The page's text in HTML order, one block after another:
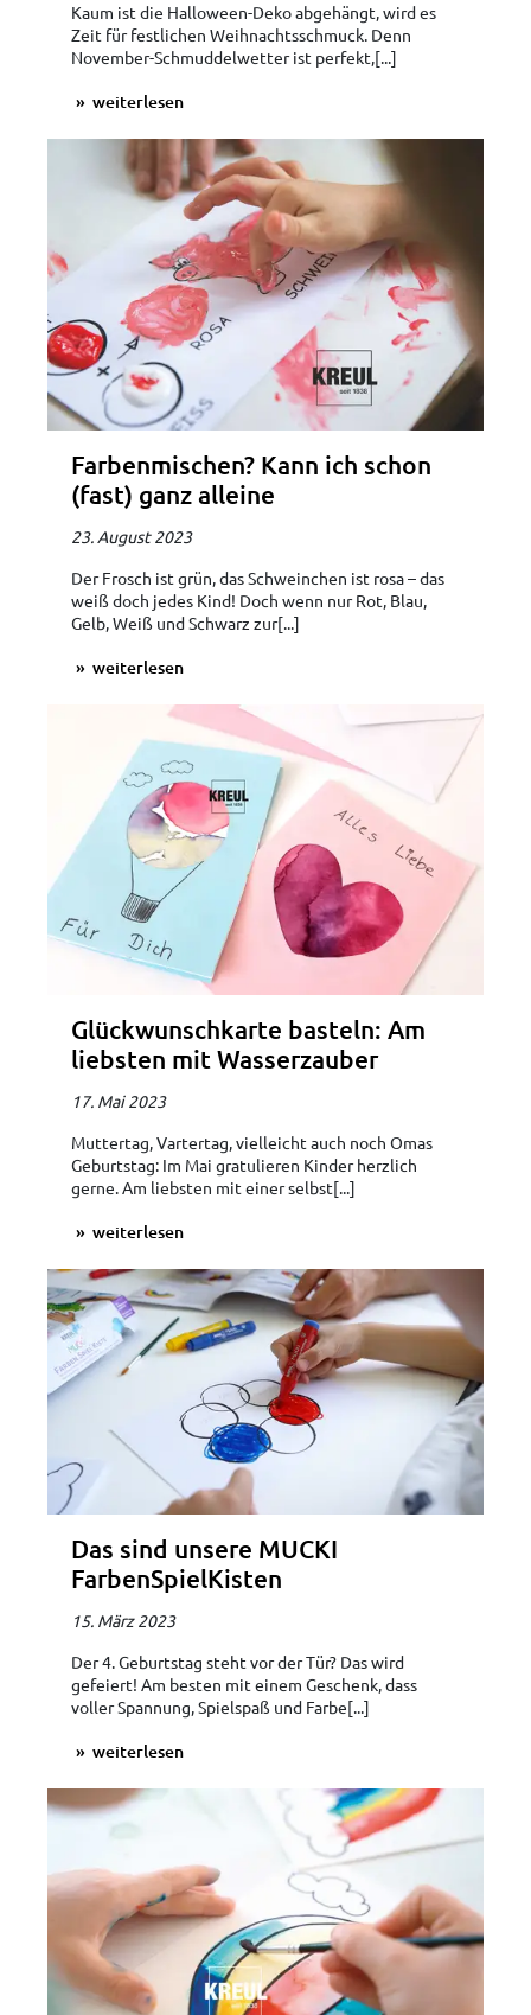
Kaum ist die Halloween-Deko abgehängt, wird es
Zeit für festlichen Weihnachtsschmuck. Denn
November-Schmuddelwetter ist perfekt,[...]
weiterlesen
Farbenmischen? Kann ich schon
(fast) ganz alleine
23. August 2023
Der Frosch ist grün, das Schweinchen ist rosa – das
weiß doch jedes Kind! Doch wenn nur Rot, Blau,
Gelb, Weiß und Schwarz zur[...]
weiterlesen
Glückwunschkarte basteln: Am
liebsten mit Wasserzauber
17. Mai 2023
Muttertag, Vartertag, vielleicht auch noch Omas
Geburtstag: Im Mai gratulieren Kinder herzlich
gerne. Am liebsten mit einer selbst[...]
weiterlesen
Das sind unsere MUCKI
FarbenSpielKisten
15. März 2023
Der 4. Geburtstag steht vor der Tür? Das wird
gefeiert! Am besten mit einem Geschenk, dass
voller Spannung, Spielspaß und Farbe[...]
weiterlesen